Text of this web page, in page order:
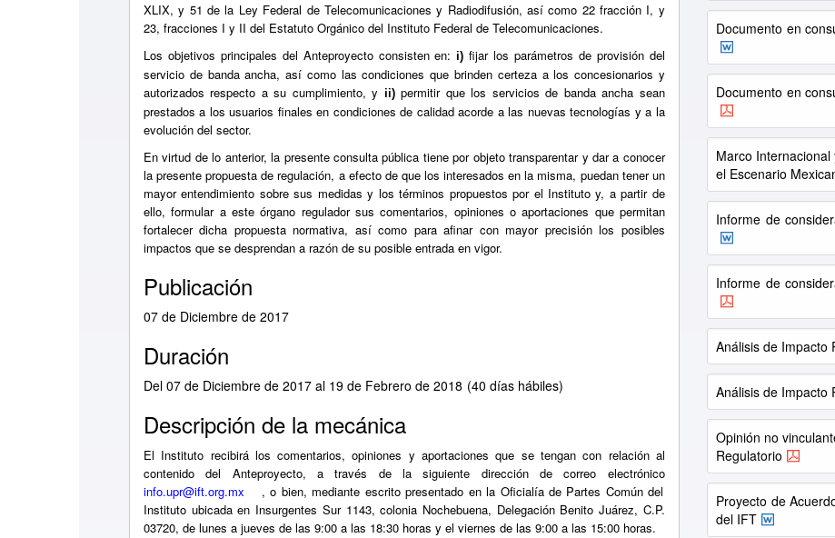
XLIX, y 51 de la Ley Federal de Telecomunicaciones y Radiodifusión, así como 22 fracción I, y
23, fracciones I y II del Estatuto Orgánico del Instituto Federal de Telecomunicaciones.
Los objetivos principales del Anteproyecto consisten en:i) fijar los parámetros de provisión del
servicio de banda ancha, así como las condiciones que brinden certeza a los concesionarios y
autorizados respecto a su cumplimiento, y ii)permitir que los servicios de banda ancha sean
prestados a los usuarios finales en condiciones de calidad acorde a las nuevas tecnologías y a la
evolución del sector.
En virtud de lo anterior, la presente consulta pública tiene por objeto transparentar y dar a conocer
la presente propuesta de regulación, a efecto de que los interesados en la misma, puedan tener un
mayor entendimiento sobre sus medidas y los términos propuestos por el Instituto y, a partir de
ello, formular a este órgano regulador sus comentarios, opiniones o aportaciones que permitan
fortalecer dicha propuesta normativa, así como para afinar con mayor precisión los posibles
impactos que se desprendan a razón de su posible entrada en vigor.
Publicación
07 de Diciembre de 2017
Duración
Del 07 de Diciembre de 2017 al 19 de Febrero de 2018 (40 días hábiles)
Descripción de la mecánica
El Instituto recibirá los comentarios, opiniones y aportaciones que se tengan con relación al
contenido del Anteproyecto, a través de la siguiente dirección de correo electrónico
info.upr@ift.org.mx
, o bien, mediante escrito presentado en la Oficialía de Partes Común del
Instituto ubicada en Insurgentes Sur 1143, colonia Nochebuena, Delegación Benito Juárez, C.P.
03720, de lunes a jueves de las 9:00 a las 18:30 horas y el viernes de las 9:00 a las 15:00 horas.
Documento en
Documento en
Marco
el Escenario
Informe de
Informe de
Análisis de Impacto
Análisis de Impacto
Opinión no
Regulatorio
Proyecto de
del IFT